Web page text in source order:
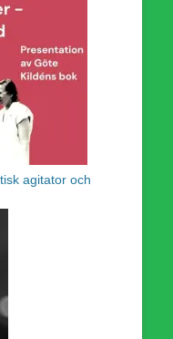
agitator och